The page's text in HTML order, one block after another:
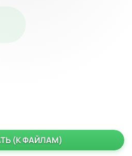
(К ФАЙЛАМ)